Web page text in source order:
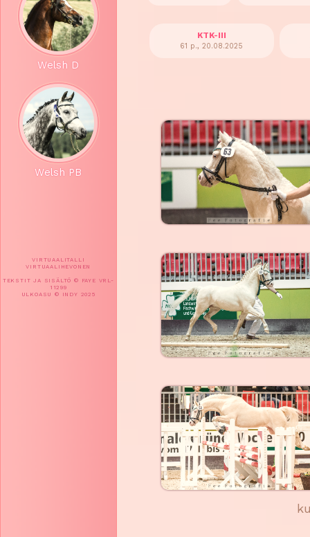
Welsh D
Welsh PB
VIRTUAALITALLI
VIRTUAALIHEVONEN
TEKSTIT JA SISÄLTÖ © FAYE VRL-
11299
ULKOASU © INDY 2025
KTK-III
61 p., 20.08.2025